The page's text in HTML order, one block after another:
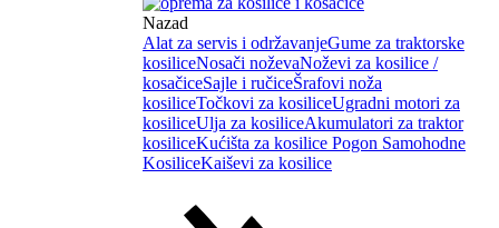
Nazad
Alat za servis i održavanjeGume za traktorske
kosiliceNosači noževaNoževi za kosilice /
kosačiceSajle i ručiceŠrafovi noža
kosiliceTočkovi za kosiliceUgradni motori za
kosiliceUlja za kosiliceAkumulatori za traktor
kosiliceKućišta za kosilice Pogon Samohodne
KosiliceKaiševi za kosilice